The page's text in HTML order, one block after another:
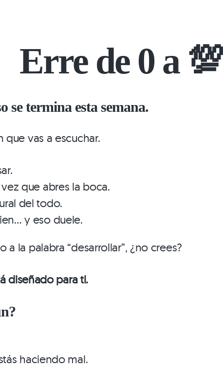
Erre de 0 a 💯
se termina esta semana.
que vas a escuchar.
que abres la boca.
del todo.
y eso duele.
la palabra “desarrollar”, ¿no crees?
diseñado para ti.
haciendo mal.